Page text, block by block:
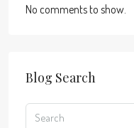
No comments to show.
Blog Search